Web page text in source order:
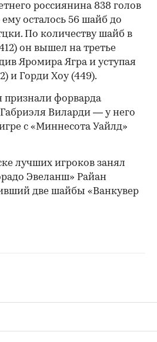
россиянина 838 голов
осталось 56 шайб до
По количеству шайб в
он вышел на третье
Яромира Ягра и уступая
и Горди Хоу (449).
признали форварда
Виларди — у него
с «Миннесота Уайлд»
лучших игроков занял
Эвеланш» Райан
две шайбы «Ванкувер